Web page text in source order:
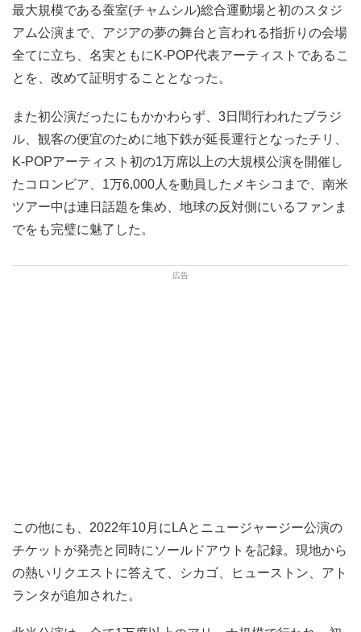
最大規模である蚕室(チャムシル)総合運動場と初のスタジ
アム公演まで、アジアの夢の舞台と言われる指折りの会場
全てに立ち、名実ともにK-POP代表アーティストであるこ
とを、改めて証明することとなった。
また初公演だったにもかかわらず、3日間行われたブラジ
ル、観客の便宜のために地下鉄が延長運行となったチリ、
K-POPアーティスト初の1万席以上の大規模公演を開催し
たコロンビア、1万6,000人を動員したメキシコまで、南米
ツアー中は連日話題を集め、地球の反対側にいるファンま
でをも完璧に魅了した。
この他にも、2022年10月にLAとニュージャージー公演の
チケットが発売と同時にソールドアウトを記録。現地から
の熱いリクエストに答えて、シカゴ、ヒューストン、アト
ランタが追加された。